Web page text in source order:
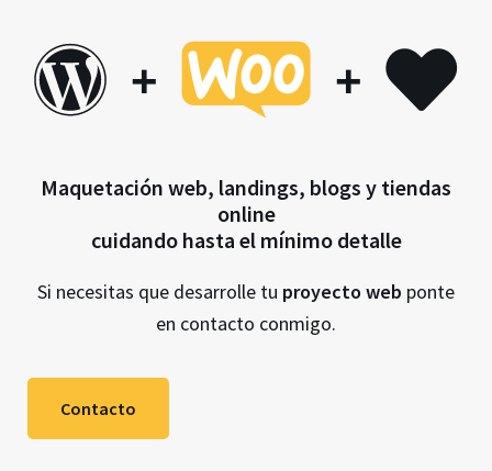
+ +
Maquetación web, landings, blogs y tiendas
online
cuidando hasta el mínimo detalle
Si necesitas que desarrolle tu proyecto web ponte
en contacto conmigo.
Contacto